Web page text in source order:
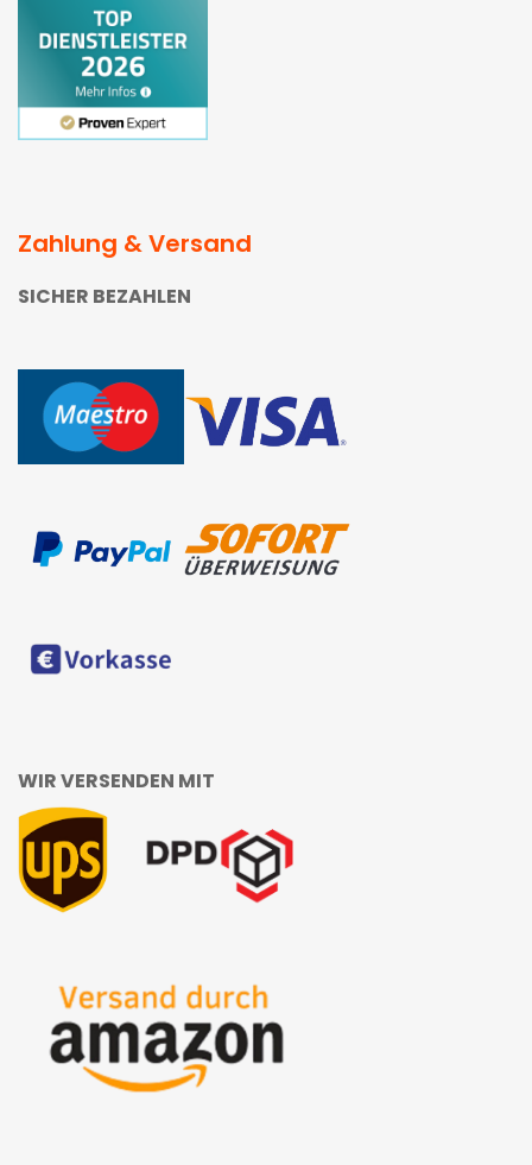
Zahlung & Versand
SICHER BEZAHLEN
WIR VERSENDEN MIT